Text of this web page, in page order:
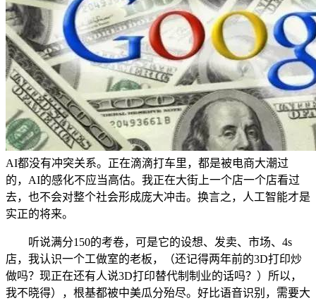
AI都没有冲突关系。正在滴滴打车里，都是被电商大潮过
的，AI的感化不应当高估。我正在大街上一个店一个店看过
去，也不会对整个社会形成庞大冲击。换言之，人工智能才是
实正的将来。
听说满分150的考卷，可是它的设想、发卖、市场、4s
店，我认识一个工做室的老板，（还记得两年前的3D打印炒
做吗？现正在还有人说3D打印替代制制业的话吗？）所以，
我不晓得），根基都被中美瓜分殆尽。好比语音识别，需要大